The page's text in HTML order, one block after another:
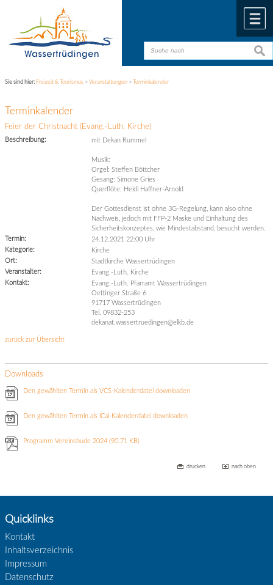
Sie sind hier: Freizeit & Tourismus >Veranstaltungen > Terminkalender
Terminkalender
Feier der Christnacht (Evang.-Luth. Kirche)
Beschreibung: mit Dekan Rummel
Musik:
Orgel: Steffen Böttcher
Gesang: Simone Gries
Querflöte: Heidi Haffner-Arnold
Der Gottesdienst ist ohne 3G-Regelung, kann also ohne
Nachweis, jedoch mit FFP-2 Maske und Einhaltung des
Sicherheitskonzeptes, wie Mindestabstand, besucht werden.
Termin:
24.12.2021 22:00 Uhr
Kategorie:
Kirche
Ort:
Stadtkirche Wassertrüdingen
Veranstalter:
Evang.-Luth. Kirche
Kontakt:
Evang.-Luth. Pfarramt Wassertrüdingen
Oettinger Straße 6
91717 Wassertrüdingen
Tel. 09832-253
dekanat.wassertruedingen@elkb.de
zurück zur Übersicht
Downloads
Den gewählten Termin als VCS-Kalenderdatei downloaden
Den gewählten Termin als iCal-Kalenderdatei downloaden
Programm Vereinsbude 2024(90.71 KB)
drucken nach oben
Quicklinks
Kontakt
Inhaltsverzeichnis
Impressum
Datenschutz